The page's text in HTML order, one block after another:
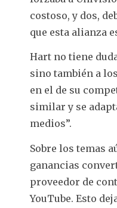
costoso, y dos,
que esta alianza
Hart no tiene
sino también a
en el de su
similar y se
medios”.
Sobre los temas
ganancias
proveedor de
YouTube. Esto